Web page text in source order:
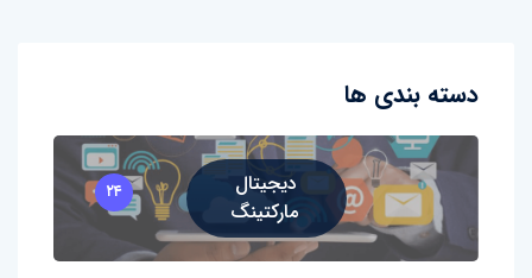
دسته بندی ها
دیجیتال
مارکتینگ
۲۴